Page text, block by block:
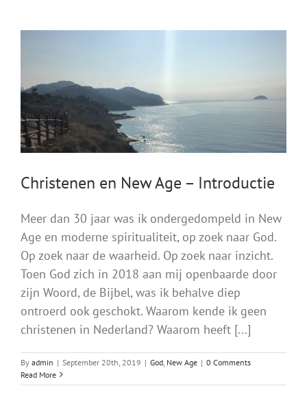
Christenen en New Age – Introductie
Meer dan 30 jaar was ik ondergedompeld in New
Age en moderne spiritualiteit, op zoek naar God.
Op zoek naar de waarheid. Op zoek naar inzicht.
Toen God zich in 2018 aan mij openbaarde door
zijn Woord, de Bijbel, was ik behalve diep
ontroerd ook geschokt. Waarom kende ik geen
christenen in Nederland? Waarom heeft [...]
By admin | September 20th, 2019 | God New Age | 0 Comments
Read More